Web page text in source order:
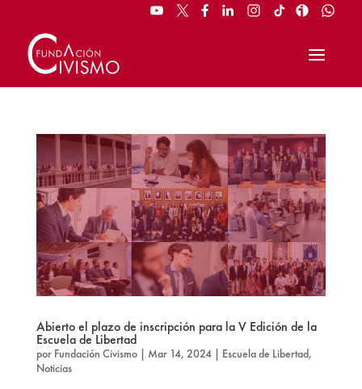
Abierto el plazo de inscripción para la V Edición de la
Escuela de Libertad
por Fundación Civismo| Mar 14, 2024| Escuela de Libertad,
Noticias